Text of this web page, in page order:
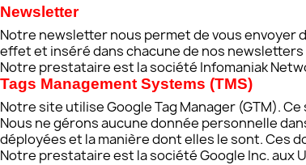
Newsletter
Notre newsletter nous permet de vous envoyer
effet et inséré dans chacune de nos
Notre prestataire est la société Infomaniak
Tags Management Systems (TMS)
Notre site utilise Google Tag Manager (GTM).
Nous ne gérons aucune donnée personnelle
déployées et la manière dont elles le sont. Ces
Notre prestataire est la société Google Inc. aux